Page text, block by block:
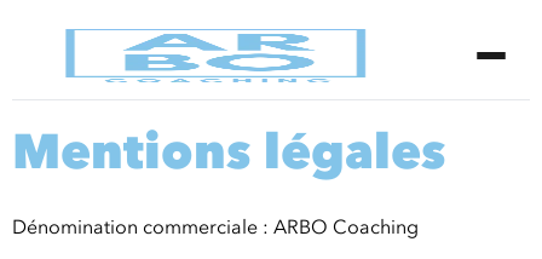
Mentions légales
Dénomination commerciale : ARBO Coaching